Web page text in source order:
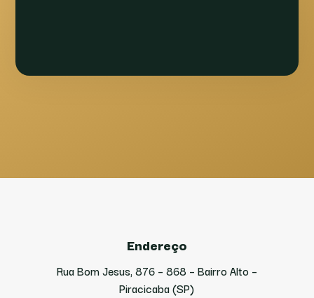
Endereço
Rua Bom Jesus, 876 – 868 – Bairro Alto –
Piracicaba (SP)